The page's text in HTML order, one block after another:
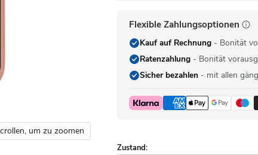
um zu zoomen
Flexible Zahlungsoptionen
Kauf auf Rechnung- Bonität
Ratenzahlung- Bonität
Sicher bezahlen- mit allen
Zustand: